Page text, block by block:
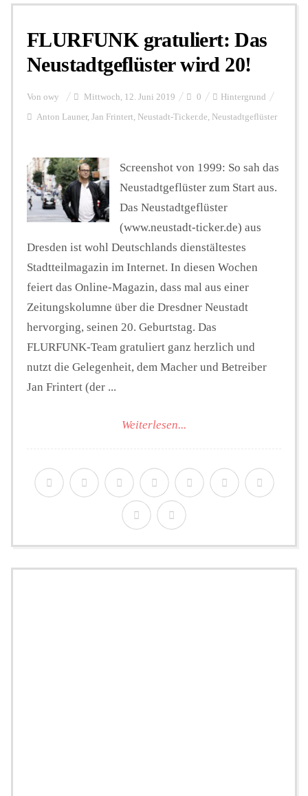
Personalien
Hintergrund
Podcast
Seminare
Unterstützen
FLURFUNK gratuliert: Das
Neustadtgeflüster wird 20!
Von owy Mittwoch, 12. Juni 2019 0 Hintergrund
Anton Launer, Jan Frintert, Neustadt-Ticker.de, Neustadtgeflüster
Screenshot von 1999: So sah das
Neustadtgeflüster zum Start aus.
Das Neustadtgeflüster
(www.neustadt-ticker.de) aus
Dresden ist wohl Deutschlands dienstältestes
Stadtteilmagazin im Internet. In diesen Wochen
feiert das Online-Magazin, dass mal aus einer
Zeitungskolumne über die Dresdner Neustadt
hervorging, seinen 20. Geburtstag. Das
FLURFUNK-Team gratuliert ganz herzlich und
nutzt die Gelegenheit, dem Macher und Betreiber
Jan Frintert (der ...
Weiterlesen...